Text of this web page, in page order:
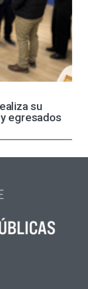
su
egresados